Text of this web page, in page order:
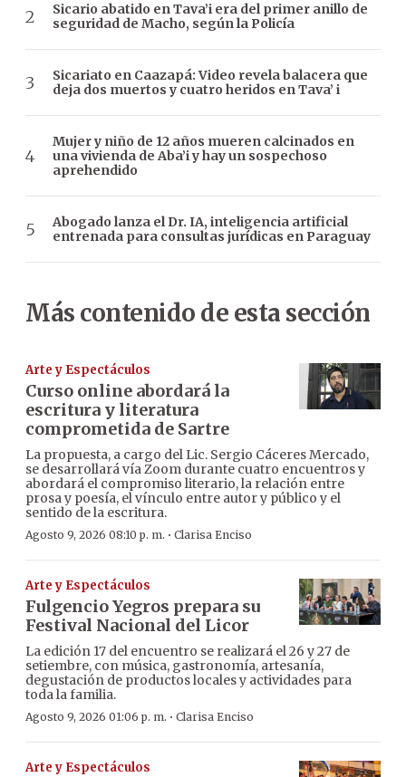
Sicario abatido en Tava’i era del primer anillo de
seguridad de Macho, según la Policía
Sicariato en Caazapá: Video revela balacera que
deja dos muertos y cuatro heridos en Tava’ i
Mujer y niño de 12 años mueren calcinados en
una vivienda de Aba’i y hay un sospechoso
aprehendido
Abogado lanza el Dr. IA, inteligencia artificial
entrenada para consultas jurídicas en Paraguay
Más contenido de esta sección
Arte y Espectáculos
Curso online abordará la
escritura y literatura
comprometida de Sartre
La propuesta, a cargo del Lic. Sergio Cáceres Mercado,
se desarrollará vía Zoom durante cuatro encuentros y
abordará el compromiso literario, la relación entre
prosa y poesía, el vínculo entre autor y público y el
sentido de la escritura.
Agosto 9, 2026 08:10 p. m. · Clarisa Enciso
Arte y Espectáculos
Fulgencio Yegros prepara su
Festival Nacional del Licor
La edición 17 del encuentro se realizará el 26 y 27 de
setiembre, con música, gastronomía, artesanía,
degustación de productos locales y actividades para
toda la familia.
Agosto 9, 2026 01:06 p. m. · Clarisa Enciso
Arte y Espectáculos